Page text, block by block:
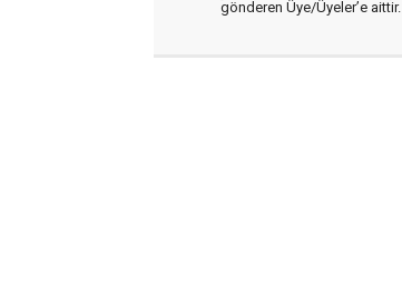
gönderen Üye/Üyeler’e aittir.